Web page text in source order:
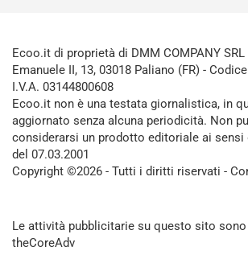
Ecoo.it di proprietà di DMM COMPANY
Emanuele II, 13, 03018 Paliano (FR) -
I.V.A. 03144800608
Ecoo.it non è una testata giornalistica, in
aggiornato senza alcuna periodicità. Non
considerarsi un prodotto editoriale ai sensi
del 07.03.2001
Copyright ©2026 - Tutti i diritti riservati -
Le attività pubblicitarie su questo sito
theCoreAdv